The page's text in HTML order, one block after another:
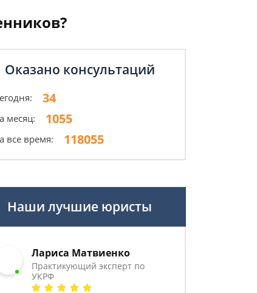
Оказано консультаций
34
месяц: 1055
все время: 118055
Наши лучшие юристы
Лариса Матвиенко
Практикующий эксперт по
УКРФ